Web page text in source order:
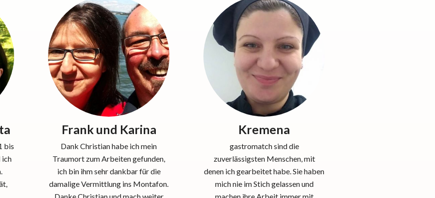
bis
ich
Frank und Karina
Dank Christian habe ich mein
Traumort zum Arbeiten gefunden,
ich bin ihm sehr dankbar für die
damalige Vermittlung ins Montafon.
Kremena
gastromatch sind die
zuverlässigsten Menschen, mit
denen ich gearbeitet habe. Sie haben
mich nie im Stich gelassen und